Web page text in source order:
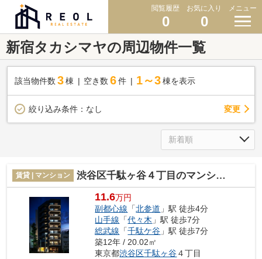
閲覧履歴
0
お気に入り
0
メニュー
新宿タカシマヤの周辺物件一覧
該当物件数 3棟 空き数 6 件 1～3 棟を表示
絞り込み条件： なし 変更
賃貸 | マンション 渋谷区千駄ヶ谷４丁目のマンション
11.6万円
副都心線 「北参道 」駅 徒歩4分
山手線 「代々木 」駅 徒歩7分
総武線 「千駄ケ谷 」駅 徒歩7分
築12年 / 20.02㎡
東京都渋谷区千駄ヶ谷４丁目